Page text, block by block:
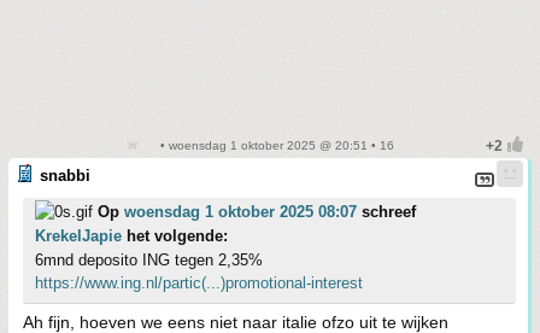
• woensdag 1 oktober 2025 @ 20:51 • 16
snabbi
Op woensdag 1 oktober 2025 08:07 schreef
KrekelJapie het volgende:
6mnd deposito ING tegen 2,35%
https://www.ing.nl/partic(...)promotional-interest
Ah fijn, hoeven we eens niet naar italie ofzo uit te wijken